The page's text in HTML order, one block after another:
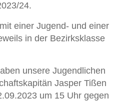
24.
einer Jugend- und einer
in der Bezirksklasse
unsere Jugendlichen
Jasper Tißen
um 15 Uhr gegen